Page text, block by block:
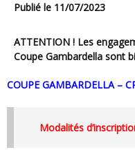
Publié le 11/07/2023
ATTENTION ! Les engagements à l’édition 2023-2024 de la
Coupe Gambardella sont
COUPE GAMBARDELLA –
Modalités